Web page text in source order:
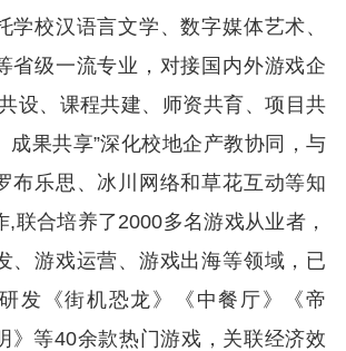
学校汉语言文学、数字媒体艺术、
省级一流专业，对接国内外游戏企
设、课程共建、师资共育、项目共
成果共享”深化校地企产教协同，与
布乐思、冰川网络和草花互动等知
,联合培养了2000多名游戏从业者，
、游戏运营、游戏出海等领域，已
发《街机恐龙》《中餐厅》《帝
》等40余款热门游戏，关联经济效